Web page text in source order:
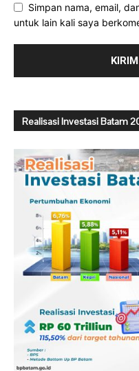
Simpan nama, email,
untuk lain kali saya
Realisasi Investasi Batam